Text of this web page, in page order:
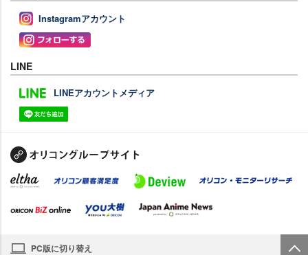
Instagramアカウント
LINE
LINEアカウントメディア
PC版に切り替え